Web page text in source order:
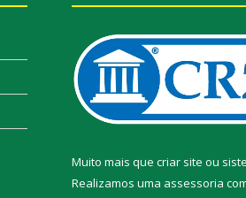
Muito mais que criar site ou
Realizamos uma assessoria